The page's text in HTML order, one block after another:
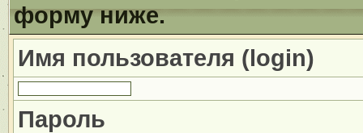
форму ниже.
Имя пользователя (login)
Пароль